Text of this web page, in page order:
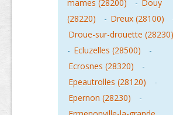
mames (28200)
- Douy
(28220)
- Dreux (28100)
Droue-sur-drouette (28230)
- Ecluzelles (28500)
-
Ecrosnes (28320)
-
Epeautrolles (28120)
-
Epernon (28230)
-